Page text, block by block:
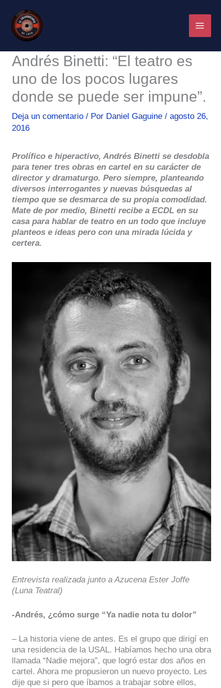
contenido
Andrés Binetti: “El teatro es
uno de los pocos lugares
donde se puede ser impune”.
Deja un comentario / Por Daniel Gaguine / agosto 26,
2016
Prolífico e hiperactivo, Andrés Binetti se desdobla
para tener tres obras en cartel en su carácter de
director y dramaturgo. Pero siempre, planteando
diversos interrogantes y nuevas búsquedas al
tiempo que se desmarca de su propia comodidad.
Mate de por medio, Binetti recibe a ECDL en su
casa para hablar de teatro en un todo que incluye
planteos e ideas pero con una mirada lúcida y
certera.
Entrevista realizada junto a Azucena Ester Joffe
(Luna Teatral)
-Andrés, ¿cómo surge “Ya nadie nota tu dolor”
– La historia viene de antes. Es el grupo que dirigí en
una residencia de la USAL. Habíamos hecho una obra
llamada “Nadie mejora”, que logró estar dos años en
cartel. Ahora me propusieron un nuevo proyecto. Les
dije que si pero que íbamos a trabajar sobre ellos,